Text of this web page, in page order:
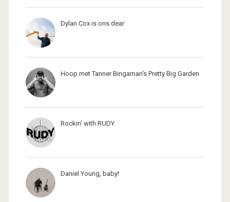
Dylan Cox is ons dear
Hoop met Tanner Bingaman's Pretty Big Garden
Rockin' with RUDY
Daniel Young, baby!